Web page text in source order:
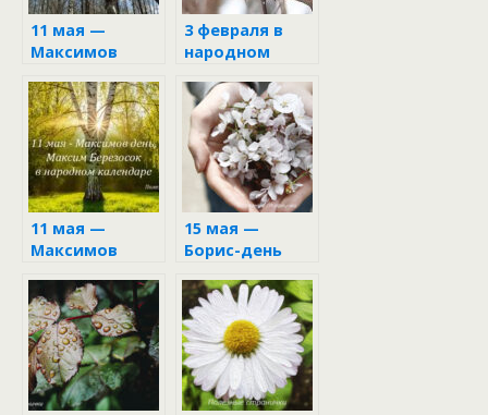
11 мая —
Максимов
3 февраля в
народном
11 мая —
Максимов
народном
календаре
15 мая —
Борис-день